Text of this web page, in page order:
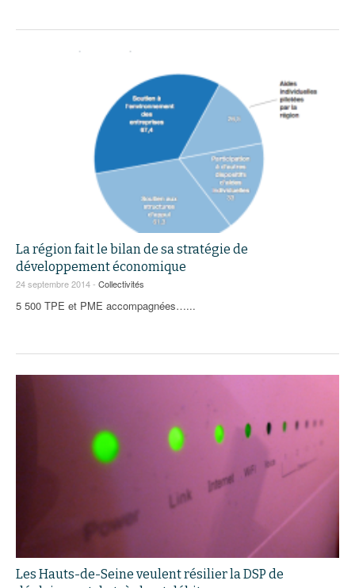
La région fait le bilan de sa stratégie de
développement économique
24 septembre 2014 - Collectivités
5 500 TPE et PME accompagnées…...
Les Hauts-de-Seine veulent résilier la DSP de